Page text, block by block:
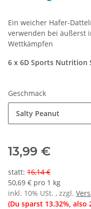
Ein weicher Hafer-
verwenden bei äußerst
Wettkämpfen
6 x 6D Sports Nutrition
Geschmack
Salty Peanut
13,99 €
statt: 16,14 €
50,69 € pro 1 kg
inkl. 10% USt. , zzgl.
(Du sparst 13.32%, also